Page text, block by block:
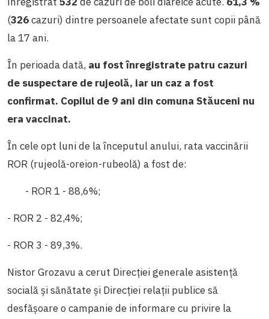
(326cazuri) dintre persoanele afectate sunt copii până
la 17 ani.
În perioada dată, au fost înregistrate patru cazuri
de suspectare de rujeolă, iar un caz a fost
confirmat. Copilul de 9 ani din comuna Stăuceni nu
era vaccinat.
În cele opt luni de la începutul anului, rata vaccinării
ROR (rujeolă-oreion-rubeolă) a fost de:
- ROR 1 - 88,6%;
- ROR 2 - 82,4%;
- ROR 3 - 89,3%.
Nistor Grozavu a cerut Direcției generale asistenţă
socială şi sănătate și Direcției relații publice să
desfășoare o campanie de informare cu privire la